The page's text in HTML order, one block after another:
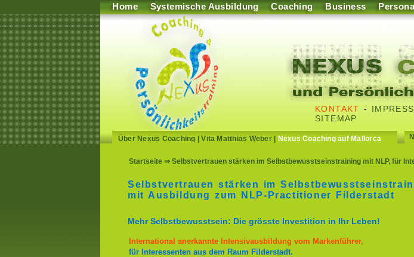
Home Systemische Ausbildung Coaching Business
KONTAKT -
SITEMAP
Über Nexus Coaching |Vita Matthias Weber| Nexus Coaching auf Mallorca
Startseite ⇒ Selbstvertrauen stärken im Selbstbewusstseinstraining mit NLP, für
Selbstvertrauen stärken im
mit Ausbildung zum NLP-Practitioner Filderstadt
Mehr Selbstbewusstsein: Die grösste Investition in Ihr Leben!
International anerkannte Intensivausbildung vom Markenführer,
für Interessenten aus dem Raum Filderstadt.